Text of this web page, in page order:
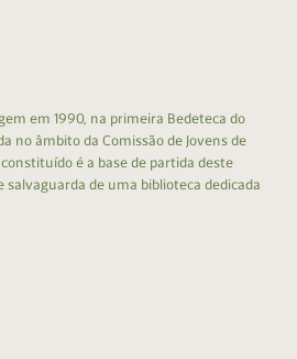
em 1990, na primeira Bedeteca do
no âmbito da Comissão de Jovens de
é a base de partida deste
salvaguarda de uma biblioteca dedicada